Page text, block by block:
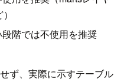
階では不使用を推奨
ず、実際に示すテーブル